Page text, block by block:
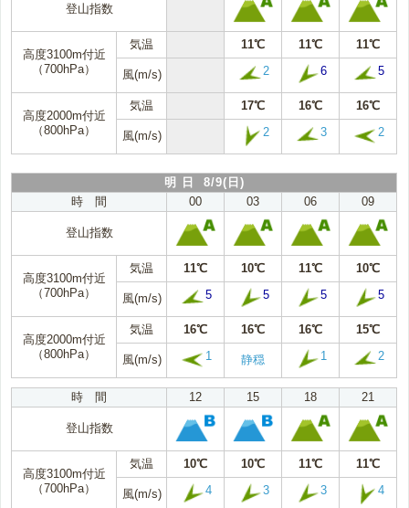
登山指数
高度3100m付近
（700hPa）
気温 11℃ 11℃ 11℃
風(m/s) 2 6 5
高度2000m付近
（800hPa）
気温 17℃ 16℃ 16℃
風(m/s) 2 3 2
明 日 8/9(日)
時 間
00 03 06 09
登山指数
高度3100m付近
（700hPa）
気温 11℃ 10℃ 11℃ 10℃
風(m/s) 5 5 5 5
高度2000m付近
（800hPa）
気温 16℃ 16℃ 16℃ 15℃
風(m/s) 1 静穏 1 2
時 間 12 15 18 21
登山指数
高度3100m付近
（700hPa）
気温 10℃ 10℃ 11℃ 11℃
風(m/s) 4 3 3 4